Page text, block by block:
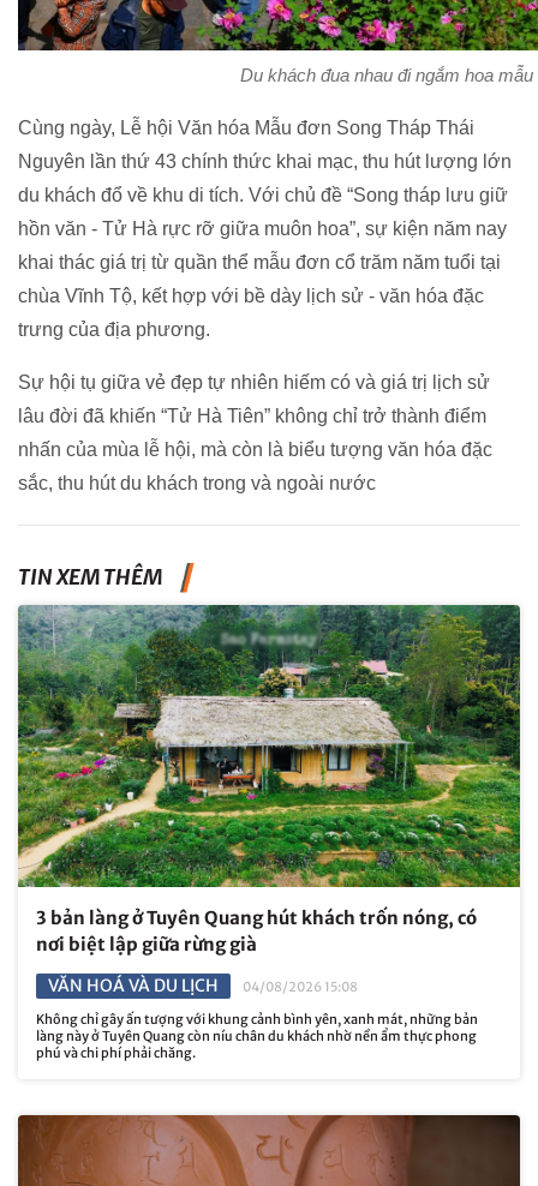
Du khách đua nhau đi ngắm hoa
Cùng ngày, Lễ hội Văn hóa Mẫu đơn Song Tháp Thái
Nguyên lần thứ 43 chính thức khai mạc, thu hút lượng lớn
du khách đổ về khu di tích. Với chủ đề “Song tháp lưu giữ
hồn văn - Tử Hà rực rỡ giữa muôn hoa”, sự kiện năm nay
khai thác giá trị từ quần thể mẫu đơn cổ trăm năm tuổi tại
chùa Vĩnh Tộ, kết hợp với bề dày lịch sử - văn hóa đặc
trưng của địa phương.
Sự hội tụ giữa vẻ đẹp tự nhiên hiếm có và giá trị lịch sử
lâu đời đã khiến “Tử Hà Tiên” không chỉ trở thành điểm
nhấn của mùa lễ hội, mà còn là biểu tượng văn hóa đặc
sắc, thu hút du khách trong và ngoài nước
TIN XEM THÊM
3 bản làng ở Tuyên Quang hút khách trốn nóng, có
nơi biệt lập giữa rừng già
VĂN HOÁ VÀ DU LỊCH
04/08/2026 15:08
Không chỉ gây ấn tượng với khung cảnh bình yên, xanh mát, những bản
làng này ở Tuyên Quang còn níu chân du khách nhờ nền ẩm thực phong
phú và chi phí phải chăng.